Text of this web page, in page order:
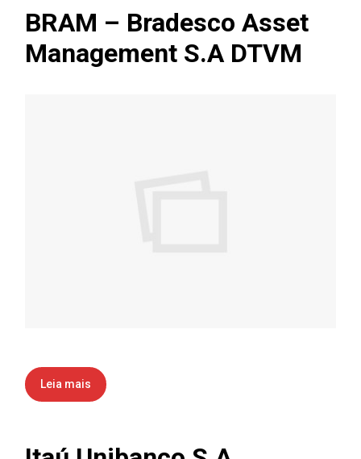
BRAM – Bradesco Asset
Management S.A DTVM
Leia mais